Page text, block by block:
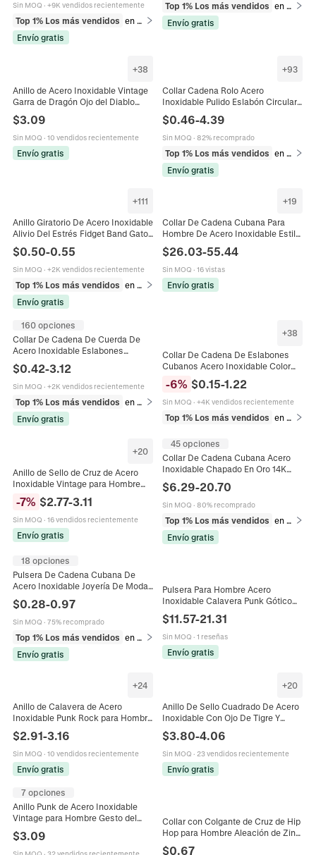
Sin MOQ · +9K vendidos recientemente
Top 1% Los más vendidos
en Collares
Envío gratis
Top 1% Los más vendidos
en Collares
Envío gratis
+38
Anillo de Acero Inoxidable Vintage
Garra de Dragón Ojo del Diablo
Gótico Punk Garra de Águila Anillo
de Banda Abierta para Hombre
Mujer Joyería Regalo
$3.09
Sin MOQ · 10 vendidos recientemente
Envío gratis
+93
Collar Cadena Rolo Acero
Inoxidable Pulido Eslabón Circular
Chapado En Oro 18K Unisex Joyería
De Moda Estilo Hip Hop
$0.46-4.39
Sin MOQ · 82% recomprado
Top 1% Los más vendidos
en Collares
Envío gratis
+111
Anillo Giratorio De Acero Inoxidable
Alivio Del Estrés Fidget Band Gato
Mariposa Estrella Luna Cruz Poker
Patrón Para Hombres Mujeres
$0.50-0.55
Sin MOQ · +2K vendidos recientemente
Top 1% Los más vendidos
en Anillos
Envío gratis
+19
Collar De Cadena Cubana Para
Hombre De Acero Inoxidable Estilo
Hip Hop Rap Acabados Pulidos
Cepillados Joyería De Metal
$26.03-55.44
Sin MOQ · 16 vistas
Envío gratis
160 opciones
Collar De Cadena De Cuerda De
Acero Inoxidable Eslabones
Retorcidos Hip Hop Joyería De
Moda Hombres Mujeres Cierre
Langosta
$0.42-3.12
Sin MOQ · +2K vendidos recientemente
Top 1% Los más vendidos
en Collares
Envío gratis
+38
Collar De Cadena De Eslabones
Cubanos Acero Inoxidable Color
Streetwear Unisex
-6% $0.15-1.22
Sin MOQ · +4K vendidos recientemente
Top 1% Los más vendidos
+20
Anillo de Sello de Cruz de Acero
Inoxidable Vintage para Hombre
Punk Rock Textura Diamante de
Imitación Joyería Gótica
-7% $2.77-3.11
Sin MOQ · 16 vendidos recientemente
Envío gratis
45 opciones
Collar De Cadena Cubana Acero
Inoxidable Chapado En Oro 14K
De Cobre Circonio
$6.29-20.70
Sin MOQ · 80% recomprado
Top 1% Los más vendidos
Envío gratis
18 opciones
Pulsera De Cadena Cubana De
Acero Inoxidable Joyería De Moda
Hombre Y Mujer
$0.28-0.97
Sin MOQ · 75% recomprado
Top 1% Los más vendidos
Envío gratis
Pulsera Para Hombre Acero
Inoxidable Calavera Punk Gótico
Motero Cadena Pesada Joyería
Para Hombres
$11.57-21.31
Sin MOQ · 1 reseñas
Envío gratis
+24
Anillo de Calavera de Acero
Inoxidable Punk Rock para Hombre
Cabeza de Esqueleto Gótico Anillo
de Dedo para Hombre Mujer Negro
Oro Plata Joyería de Moda
$2.91-3.16
Sin MOQ · 10 vendidos recientemente
Envío gratis
+20
Anillo De Sello Cuadrado De Acero
Inoxidable Con Ojo De Tigre Y
Ónice Negro Joyería Geométrica
Pulida Para Hombres Mujeres
$3.80-4.06
Sin MOQ · 23 vendidos recientemente
Envío gratis
7 opciones
Anillo Punk de Acero Inoxidable
Vintage para Hombre Gesto del
Dedo Corazón Estilo Gothic Rock
Mano de Esqueleto Joyería
$3.09
Collar con Colgante de Cruz de Hip
Hop para Hombre Aleación de Zinc
Dorado Plateado con Diamantes de
$0.67